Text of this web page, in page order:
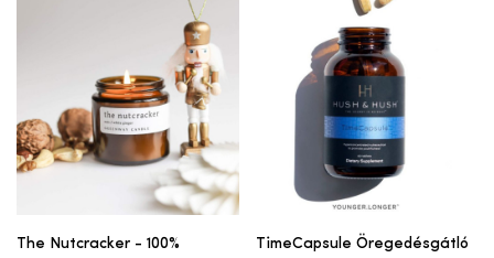
The Nutcracker - 100%
TimeCapsule Öregedésgátló